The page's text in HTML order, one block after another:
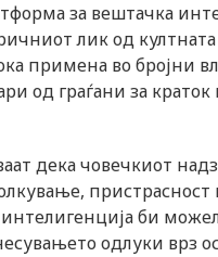
за вештачка
лик од
примена во бројни
од граѓани за
дека човечкиот
би
одлуки врз